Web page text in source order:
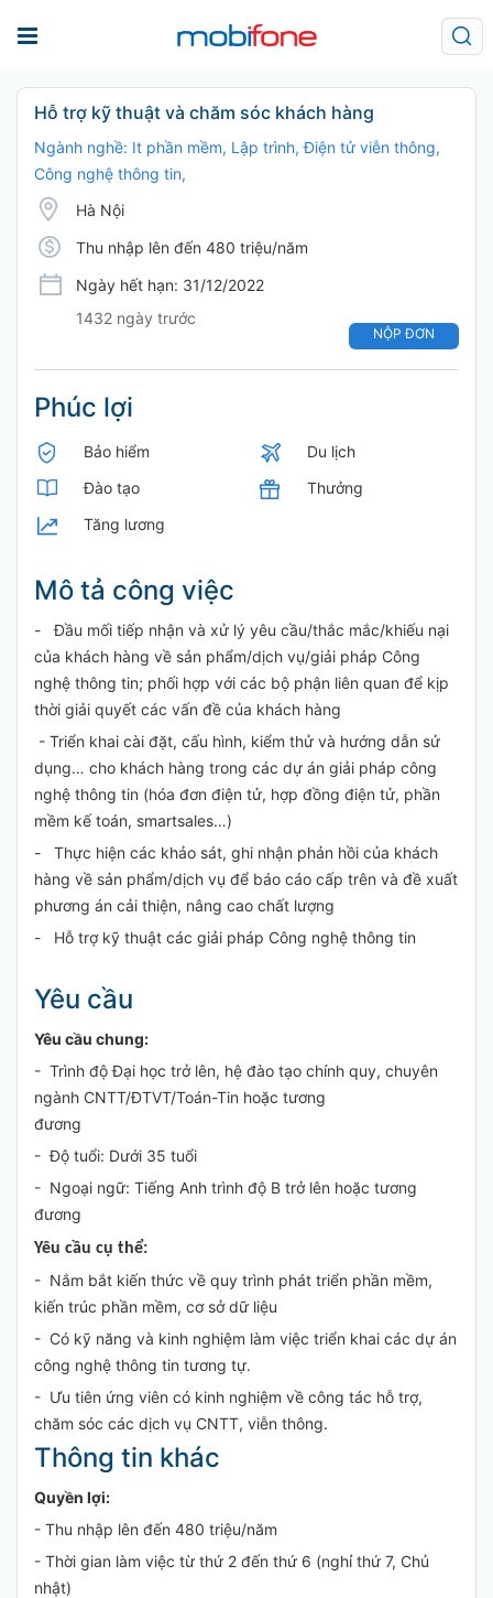
Hỗ trợ kỹ thuật và chăm sóc khách hàng
Ngành nghề: It phần mềm, Lập trình, Điện tử viễn thông,
Công nghệ thông tin,
Hà Nội
Thu nhập lên đến 480 triệu/năm
Ngày hết hạn: 31/12/2022
1432 ngày trước
NỘP ĐƠN
Phúc lợi
Bảo hiểm
Du lịch
Đào tạo
Thưởng
Tăng lương
Mô tả công việc
- Đầu mối tiếp nhận và xử lý yêu cầu/thắc mắc/khiếu nại
của khách hàng về sản phẩm/dịch vụ/giải pháp Công
nghệ thông tin; phối hợp với các bộ phận liên quan để kịp
thời giải quyết các vấn đề của khách hàng
- Triển khai cài đặt, cấu hình, kiểm thử và hướng dẫn sử
dụng… cho khách hàng trong các dự án giải pháp công
nghệ thông tin (hóa đơn điện tử, hợp đồng điện tử, phần
mềm kế toán, smartsales…)
- Thực hiện các khảo sát, ghi nhận phản hồi của khách
hàng về sản phẩm/dịch vụ để báo cáo cấp trên và đề xuất
phương án cải thiện, nâng cao chất lượng
- Hỗ trợ kỹ thuật các giải pháp Công nghệ thông tin
Yêu cầu
Yêu cầu chung:
- Trình độ Đại học trở lên, hệ đào tạo chính quy, chuyên
ngành CNTT/ĐTVT/Toán-Tin hoặc tương
đương
- Độ tuổi: Dưới 35 tuổi
- Ngoại ngữ: Tiếng Anh trình độ B trở lên hoặc tương
đương
Yêu cầu cụ thể:
- Nắm bắt kiến thức về quy trình phát triển phần mềm,
kiến trúc phần mềm, cơ sở dữ liệu
- Có kỹ năng và kinh nghiệm làm việc triển khai các dự án
công nghệ thông tin tương tự.
- Ưu tiên ứng viên có kinh nghiệm về công tác hỗ trợ,
chăm sóc các dịch vụ CNTT, viễn thông.
Thông tin khác
Quyền lợi:
- Thu nhập lên đến 480 triệu/năm
- Thời gian làm việc từ thứ 2 đến thứ 6 (nghỉ thứ 7, Chủ
nhật)